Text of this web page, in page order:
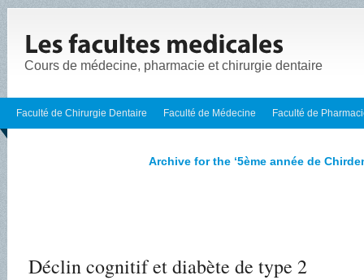
Cours de médecine, pharmacie et chirurgie dentaire
Faculté de Chirurgie Dentaire Faculté de Médecine Faculté de
Archive for the ‘5ème année de
Déclin cognitif et diabète de type 2